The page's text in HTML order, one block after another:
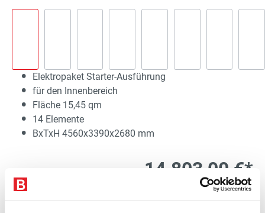
Elektropaket Starter-Ausführung
für den Innenbereich
Fläche 15,45 qm
14 Elemente
BxTxH 4560x3390x2680 mm
14.803,00 €*
exkl. 2.812,57 € MwSt.